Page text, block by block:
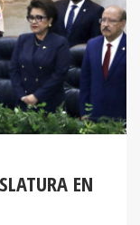
EN